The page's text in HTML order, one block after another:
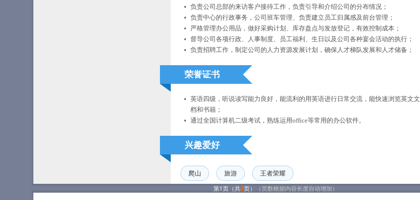
负责公司总部的来访客户接待工作，负责引导和介绍公司的分布情况；
负责中心的行政事务，公司班车管理、负责建立员工归属感及前台管理；
严格管理办公用品，做好采购计划、库存盘点与发放登记，有效控制成本；
督导公司各项行政、人事制度、员工福利、生日以及公司各种宴会活动的执行；
负责招聘工作，制定公司的人力资源发展计划，确保人才梯队发展和人才储备；
荣誉证书
英语四级，听说读写能力良好，能流利的用英语进行日常交流，能快速浏览英文文
档和书籍；
通过全国计算机二级考试，熟练运用office等常用的办公软件。
兴趣爱好
爬山 旅游 王者荣耀
第1页（共2页） （页数根据内容长度自动增加）